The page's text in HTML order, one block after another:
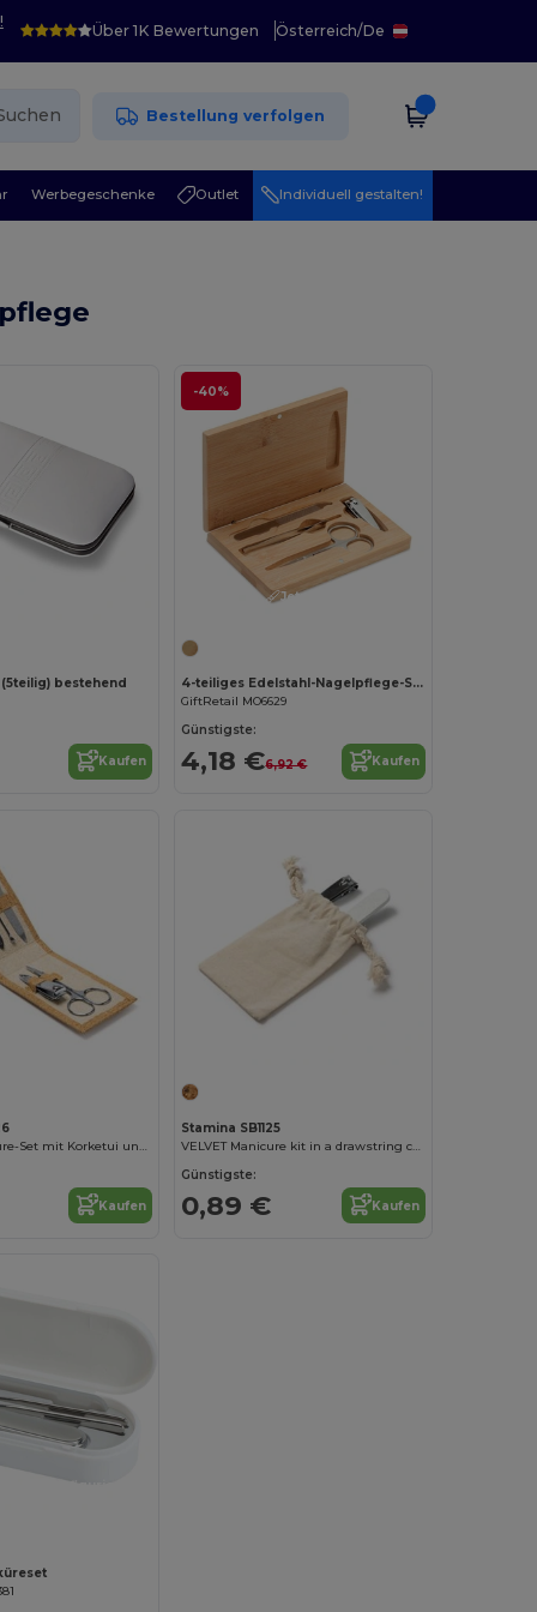
Über 1K Bewertungen Österreich/De
Bestellung verfolgen
Werbegeschenke Outlet Individuell gestalten!
bestehend
Kaufen
-40%
Jetzt konfigurieren!
4-teiliges Edelstahl-Nagelpflege-Set -Preiswert
GiftRetail MO6629
Günstigste:
4,18 €6,92 € Kaufen
PODOX Maniküre-Set mit Korketui und Druckknopfverschluss
Kaufen
Stamina SB1125
VELVET Manicure kit in a drawstring cotton pouch
Günstigste:
0,89 € Kaufen